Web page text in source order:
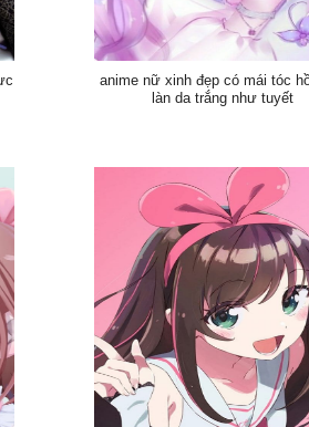
anime nữ xinh đẹp có mái tóc
làn da trắng như tuyết